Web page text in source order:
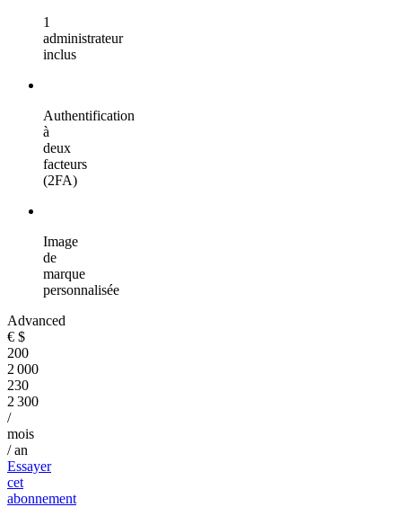
1
administrateur
inclus
Authentification
à
deux
facteurs
(2FA)
Image
de
marque
personnalisée
Advanced
€ $
200
2 000
230
2 300
/
mois
/ an
Essayer
cet
abonnement